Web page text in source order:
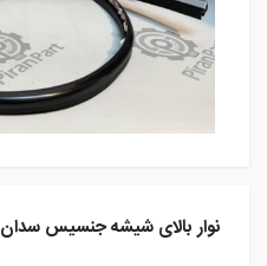
نوار بالای شیشه جنسیس سدان